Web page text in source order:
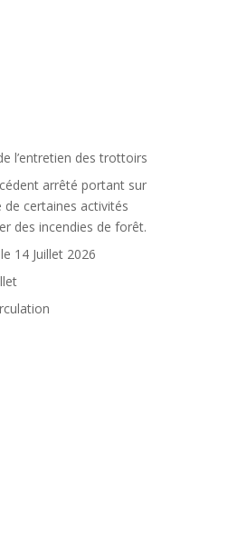
l’entretien des trottoirs
arrêté portant sur
de certaines activités
des incendies de forêt.
14 Juillet 2026